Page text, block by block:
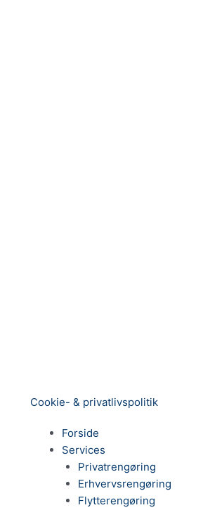
Cookie- & privatlivspolitik
Forside
Services
Privatrengøring
Erhvervsrengøring
Flytterengøring